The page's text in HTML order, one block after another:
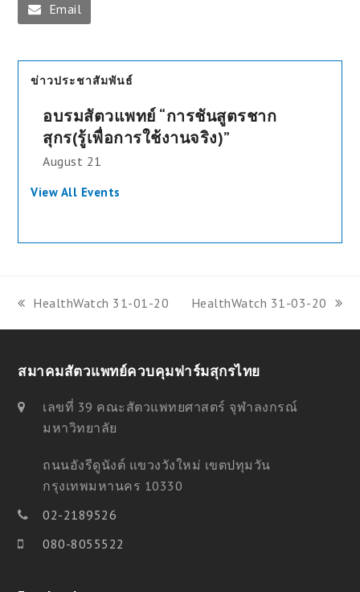
Email
ข่าวประชาสัมพันธ์
อบรมสัตวแพทย์ “การชันสูตรชาก
สุกร(รู้เพื่อการใช้งานจริง)”
August 21
View All Events
previous
post:
HealthWatch 31-01-20
next
post:
HealthWatch 31-03-20
สมาคมสัตวแพทย์ควบคุมฟาร์มสุกรไทย
เลขที่ 39 คณะสัตวแพทยศาสตร์ จุฬาลงกรณ์
มหาวิทยาลัย
ถนนอังรีดูนังต์ แขวงวังใหม่ เขตปทุมวัน
กรุงเทพมหานคร 10330
02-2189526
080-8055522